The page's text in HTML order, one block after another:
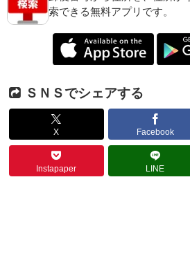
索できる無料アプリです。
ＳＮＳでシェアする
X Facebook
Instapaper LINE